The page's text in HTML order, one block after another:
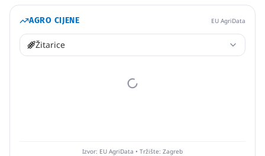
AGRO CIJENE EU AgriData
Žitarice
Izvor: EU AgriData • Tržište: Zagreb